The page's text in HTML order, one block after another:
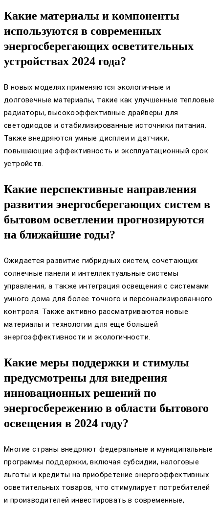
Какие материалы и компоненты
используются в современных
энергосберегающих осветительных
устройствах 2024 года?
В новых моделях применяются экологичные и
долговечные материалы, такие как улучшенные тепловые
радиаторы, высокоэффективные драйверы для
светодиодов и стабилизированные источники питания.
Также внедряются умные дисплеи и датчики,
повышающие эффективность и эксплуатационный срок
устройств.
Какие перспективные направления
развития энергосберегающих систем в
бытовом осветлении прогнозируются
на ближайшие годы?
Ожидается развитие гибридных систем, сочетающих
солнечные панели и интеллектуальные системы
управления, а также интеграция освещения с системами
умного дома для более точного и персонализированного
контроля. Также активно рассматриваются новые
материалы и технологии для еще большей
энергоэффективности и экологичности.
Какие меры поддержки и стимулы
предусмотрены для внедрения
инновационных решений по
энергосбережению в области бытового
освещения в 2024 году?
Многие страны внедряют федеральные и муниципальные
программы поддержки, включая субсидии, налоговые
льготы и кредиты на приобретение энергоэффективных
осветительных товаров, что стимулирует потребителей
и производителей инвестировать в современные,